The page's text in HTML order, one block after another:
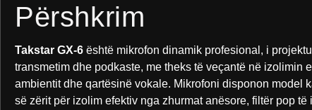
Përshkrim
Takstar GX-6 është mikrofon dinamik profesional, i
transmetim dhe podkaste, me theks të veçantë në izolimin
ambientit dhe qartësinë vokale. Mikrofoni disponon model
së zërit për izolim efektiv nga zhurmat anësore, filtër pop të